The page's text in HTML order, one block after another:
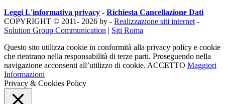
Leggi L'informativa privacy - Richiesta Cancellazione Dati
COPYRIGHT © 2011- 2026 by - Realizzazione siti internet -
Solution Group Communication | Siti Roma
Questo sito utilizza cookie in conformità alla privacy policy e cookie
che rientrano nella responsabilità di terze parti. Proseguendo nella
navigazione acconsenti all’utilizzo di cookie. ACCETTO Maggiori
Informazioni
Privacy & Cookies Policy